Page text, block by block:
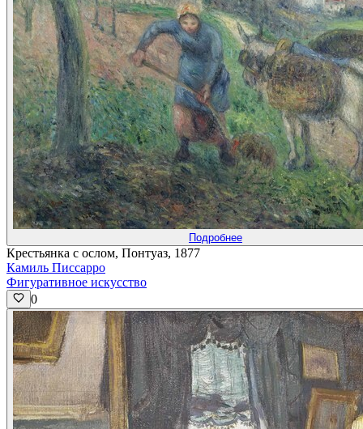
Подробнее
Крестьянка с ослом, Понтуаз, 1877
Камиль Писсарро
Фигуративное искусство
0